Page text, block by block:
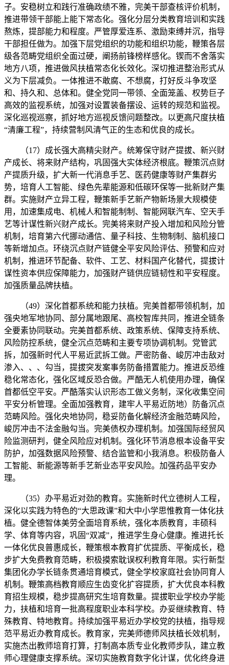
子。安稳树立和践行准确政绩不雅，完美干部查核评价机制，
推进带领干部能上能下常态化。强化分层分类教育培训和实践
熬炼，提部能力和程度。严管厚爱连系、激励束缚并沉，指导
干部担任做为。加强下层党组织的功能和组织功能，鞭策各层
级各范畴党组织全面过硬，阐扬前锋榜样感化。锲而不舍落实
地方八项，推进做风扶植常态化长效化。深切推进整治形式从
义为下层减负。一体推进不敢腐、不想腐，打好反斗争攻坚
和、持久和、总体和。健全党同一带领、全面笼盖、权势巨子
高效的监视系统，加强对设置装备摆设、运转的规范和监视。
深化巡视巡察，抓好地方巡视反馈问题整改。以更高尺度扶植
“清廉工程”，持续营制风清气正的生态和优良的成长。
（17）成长强大高精尖财产。统筹保守财产提拔、新兴财
产成长、将来财产结构，巩固强大实体经济根底。鞭策沉点财
产提质升级，扩大新一代消息手艺、医药健康等财产集群劣
势，培育人工智能、绿色先辈能源和低碳环保等一批新财产集
群。实施财产立异工程，鞭策新手艺新产物新场景大规模使
用，加速集成电、机械人和智能制制、智能网联汽车、空天手
艺等计谋性新兴财产成长。完美将来财产投入增加和风险分管
机制，培育第六代挪动通信、量子科技、生物制制、脑机接口
等新增加点。环绕沉点财产链健全平安风险评估、预警和应对
机制，推进环节配备、软件、工艺、材料国产化替代，提拔计
谋性资本供应保障能力，加强财产链供应链韧性和平安程度。
加强质量品牌扶植。
（49）深化首都系统和能力扶植。完美首都带领机制，加
强央地军地协同、部分属地跟尾、高校智库共同，推进全链条
全要素协同联动。完美首都系统、政策系统、保障支持系统、
风险防控系统，健全沉点范畴和主要专项协调机制。党管武
拆，加强新时代人平易近武拆工做。严密防备、峻厉冲击敌对
渗入、、、勾当，提拔突发案事务防备措置能力。推进反恐维
稳化常态化，强化区域反恐合做。严酷无人机使用办理，确保
首都低空平安。严酷落实认识形态工做义务制，深化收集空间
平安分析管理。全面加强教育，建牢人平易近防地）防备沉点
范畴风险。强化央地协同，稳妥防备化解经济金融范畴风险，
峻厉冲击不法金融勾当。完美债权办理机制。加强国际经贸风
险监测研判，健全风险应对机制。强化环节消息根本设备平安
防护，加强数据风险预警、结合监管和小我消息。积极防备人
工智能、新能源等新手艺新业态平安风险。加强药品平安办
理。
（35）办平易近对劲的教育。实施新时代立德树人工程，
深化以实践为特色的“大思政课”和大中小学思惟教育一体化扶
植。健全德智体美劳全面培育系统，强化本质教育，丰硕科
学、体育等内容，巩固“双减”，推进学生身心健康。推进托长
一体化优良普惠成长，鞭策根本教育扩优提质、平衡成长，稳
步扩大免费教育范畴，积极摸索耽误权利教育年限。实行新型
集团化办学长链条贯通培育模式，健全学校家庭社会协同育人
机制。鞭策高档教育顺应生齿变化扩容提质，扩大优良本科教
育招生规模，稳步提高研究生培育数量。提拔职业学校办学能
力，扶植和培育一批高程度职业本科学校。办妥继续教育、特
殊教育、特地教育。持续加强平易近办学校党的扶植，指导规
范平易近办教育成长。教育家，完美师德师风扶植长效机制，
实施杰出教师培育打算，打制高本质专业化教师步队，建立教
师心理健康支撑系统。深切实施教育数字化计谋，优化终身进